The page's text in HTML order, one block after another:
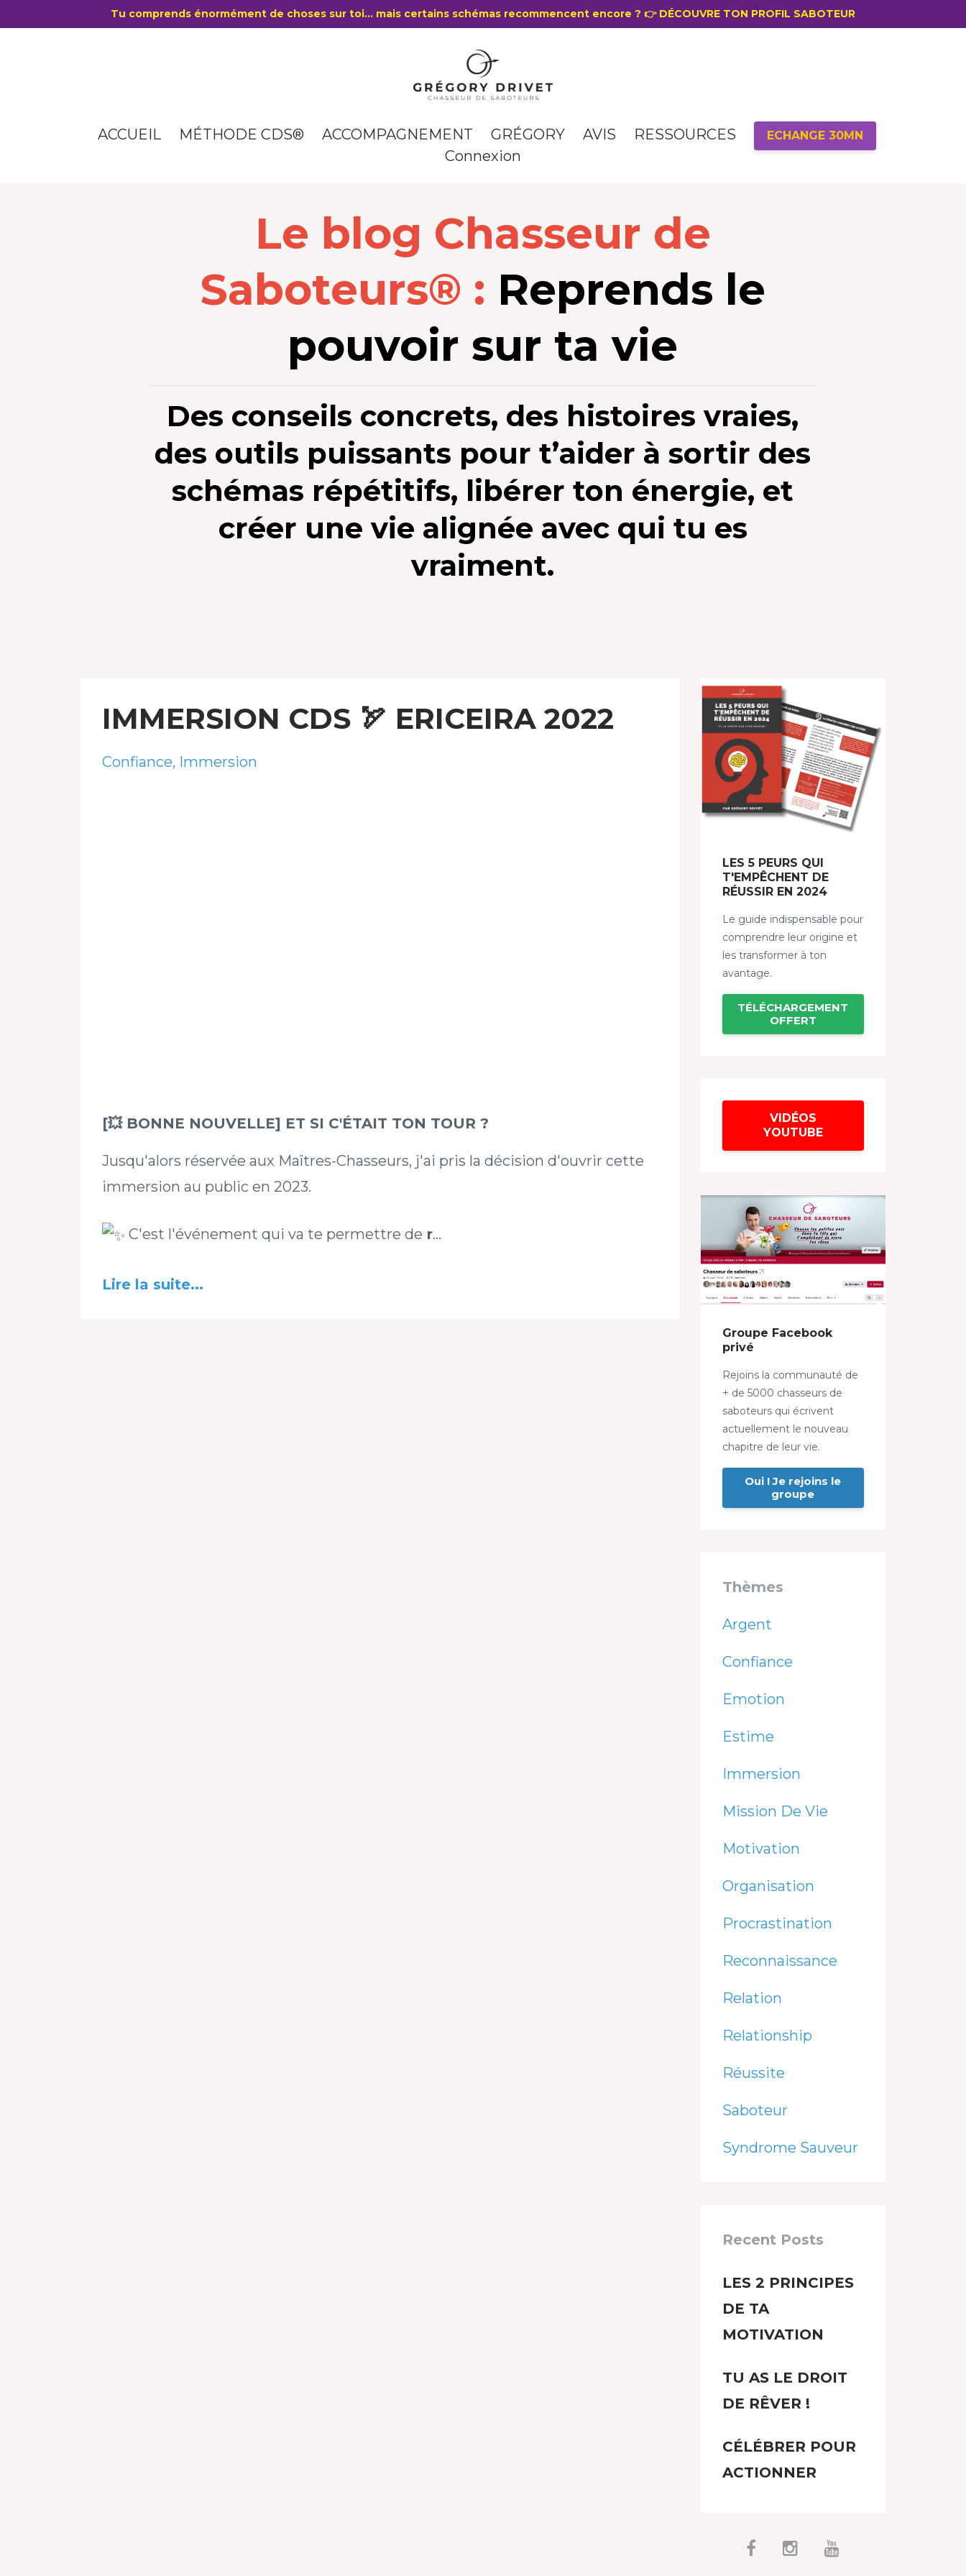
Tu comprends énormément de choses sur toi… mais certains schémas recommencent encore ? 👉 DÉCOUVRE TON PROFIL SABOTEUR
ACCUEIL MÉTHODE CDS® ACCOMPAGNEMENT GRÉGORY AVIS RESSOURCES ECHANGE 30MN
Connexion
Le blog Chasseur de
Saboteurs® : Reprends le
pouvoir sur ta vie
Des conseils concrets, des histoires vraies,
des outils puissants pour t’aider à sortir des
schémas répétitifs, libérer ton énergie, et
créer une vie alignée avec qui tu es
vraiment.
IMMERSION CDS 🏹 ERICEIRA 2022
Confiance Immersion
[💥 BONNE NOUVELLE] ET SI C'ÉTAIT TON TOUR ?
Jusqu'alors réservée aux Maîtres-Chasseurs, j'ai pris la décision d'ouvrir cette
immersion au public en 2023.
C'est l'événement qui va te permettre de r...
Lire la suite...
LES 5 PEURS QUI
T'EMPÊCHENT DE
RÉUSSIR EN 2024
Le guide indispensable pour
comprendre leur origine et
les transformer à ton
avantage.
TÉLÉCHARGEMENT
OFFERT
VIDÉOS
YOUTUBE
Groupe Facebook
privé
Rejoins la communauté de
+ de 5000 chasseurs de
saboteurs qui écrivent
actuellement le nouveau
chapitre de leur vie.
Oui ! Je rejoins le
groupe
Thèmes
Argent
Confiance
Emotion
Estime
Immersion
Mission De Vie
Motivation
Organisation
Procrastination
Reconnaissance
Relation
Relationship
Réussite
Saboteur
Syndrome Sauveur
Recent Posts
LES 2 PRINCIPES
DE TA
MOTIVATION
TU AS LE DROIT
DE RÊVER !
CÉLÉBRER POUR
ACTIONNER